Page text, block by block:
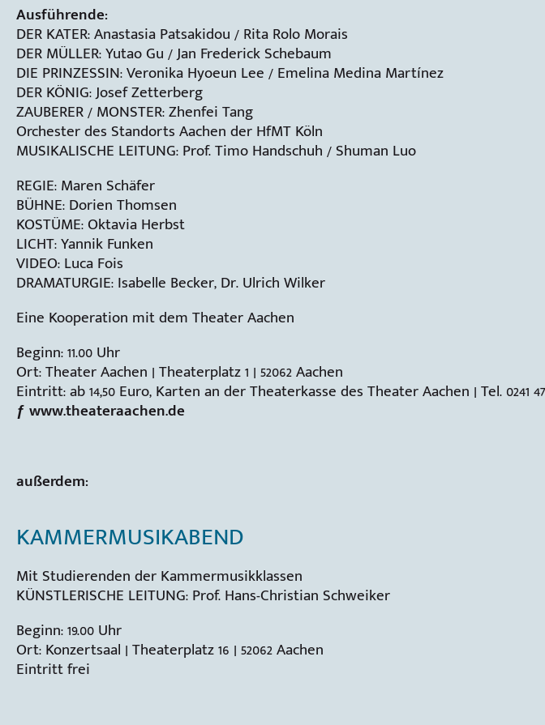
Ausführende:
DER KATER: Anastasia Patsakidou / Rita Rolo Morais
DER MÜLLER: Yutao Gu / Jan Frederick Schebaum
DIE PRINZESSIN: Veronika Hyoeun Lee / Emelina Medina Martínez
DER KÖNIG: Josef Zetterberg
ZAUBERER / MONSTER: Zhenfei Tang
Orchester des Standorts Aachen der HfMT Köln
MUSIKALISCHE LEITUNG: Prof. Timo Handschuh / Shuman Luo
REGIE: Maren Schäfer
BÜHNE: Dorien Thomsen
KOSTÜME: Oktavia Herbst
LICHT: Yannik Funken
VIDEO: Luca Fois
DRAMATURGIE: Isabelle Becker, Dr. Ulrich Wilker
Eine Kooperation mit dem Theater Aachen
Beginn: 11.00 Uhr
Ort: Theater Aachen | Theaterplatz 1 | 52062 Aachen
Eintritt: ab 14,50 Euro, Karten an der Theaterkasse des Theater Aachen | Tel. 0241
ƒ www.theateraachen.de
außerdem:
KAMMERMUSIKABEND
Mit Studierenden der Kammermusikklassen
KÜNSTLERISCHE LEITUNG: Prof. Hans-Christian Schweiker
Beginn: 19.00 Uhr
Ort: Konzertsaal | Theaterplatz 16 | 52062 Aachen
Eintritt frei